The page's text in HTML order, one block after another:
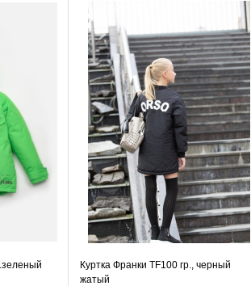
Куртка Франки TF100 гр., черный
жатый